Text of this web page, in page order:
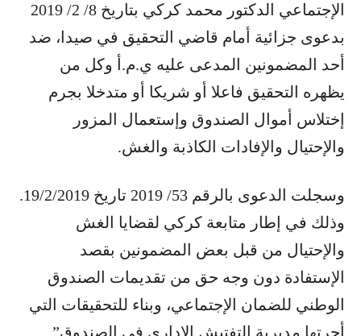
الإجتماعي الدكتور محمد كركي بتاريخ 8/ 2/ 2019
بدعوى جزائية أمام قاضي التحقيق في صيدا، ضد
أحد المضمونين المدعى عليه ي.م.أ وكل من
يظهره التحقيق فاعلا أو شريكا أو متدخلا بجرم
إختلاس أموال الصندوق وإستعمال المزور
والإحتيال والإفادات الكاذبة والغش.
وسجلت الدعوى بالرقم 53/ 2019 تاريخ 19/2/2019.
وذلك في إطار متابعة كركي لقضايا الغش
والإحتيال من قبل بعض المضمونين بقصد
الإستفادة دون وجه حق من تقديمات الصندوق
الوطني للضمان الإجتماعي، وبناء للتحقيقات التي
أجرتها مديرية التفتيش الإداري في الصندوق”.